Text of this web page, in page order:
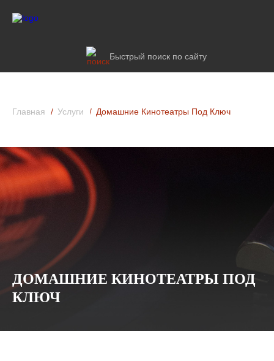
Быстрый поиск по сайту
Главная Услуги Домашние Кинотеатры Под Ключ
ДОМАШНИЕ КИНОТЕАТРЫ ПОД
КЛЮЧ